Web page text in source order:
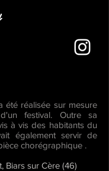
été réalisée sur mesure
festival. Outre sa
à vis des habitants du
également servir de
chorégraphique .
Biars sur Cère (46)